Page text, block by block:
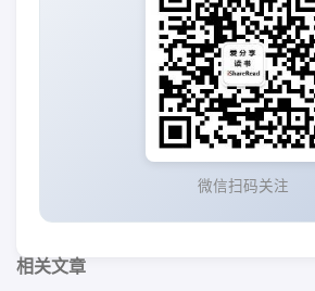
微信扫码关注
相关文章